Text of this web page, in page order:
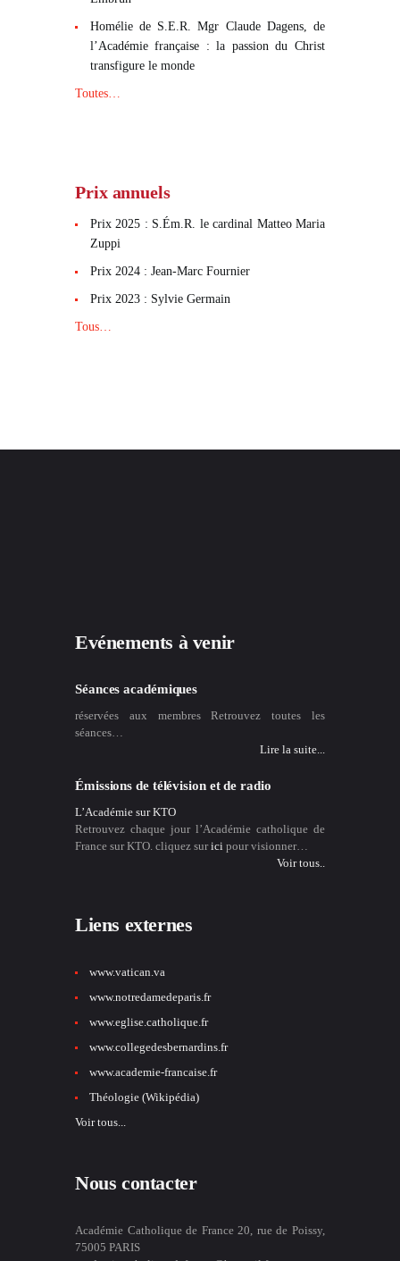
Homélie de S.E.R. Mgr Claude Dagens, de
l’Académie française : la passion du Christ
transfigure le monde
Toutes…
Prix annuels
Prix 2025 : S.Ém.R. le cardinal Matteo Maria
Zuppi
Prix 2024 : Jean-Marc Fournier
Prix 2023 : Sylvie Germain
Tous…
Evénements à venir
Séances académiques
réservées aux membres Retrouvez toutes les
séances…
Lire la suite...
Émissions de télévision et de radio
L’Académie sur KTO
Retrouvez chaque jour l’Académie catholique de
France sur KTO. cliquez surici pour visionner…
Voir tous..
Liens externes
www.vatican.va
www.notredamedeparis.fr
www.eglise.catholique.fr
www.collegedesbernardins.fr
www.academie-francaise.fr
Théologie (Wikipédia)
Voir tous...
Nous contacter
Académie Catholique de France 20, rue de Poissy,
75005 PARIS